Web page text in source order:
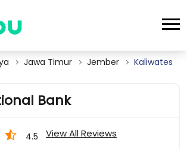
Jawa Timur Jember Kaliwates
Bank
4.5 View All Reviews